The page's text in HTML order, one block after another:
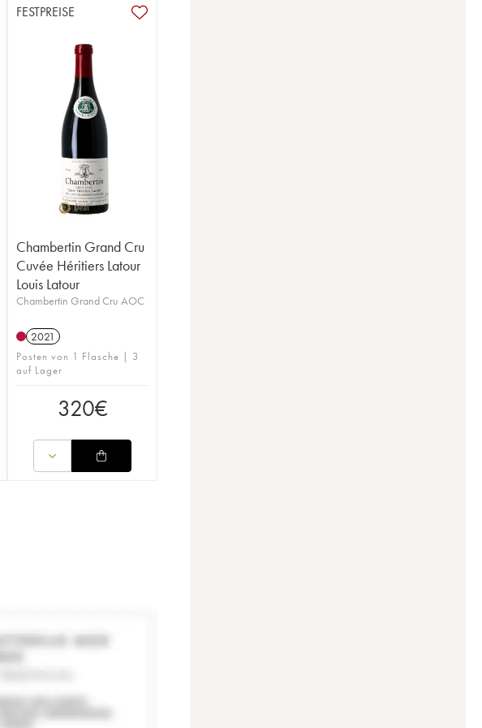
FESTPREISE
Chambertin Grand Cru
Cuvée Héritiers Latour
Louis Latour
Chambertin Grand Cru AOC
2021
Posten von 1 Flasche | 3
auf Lager
320€